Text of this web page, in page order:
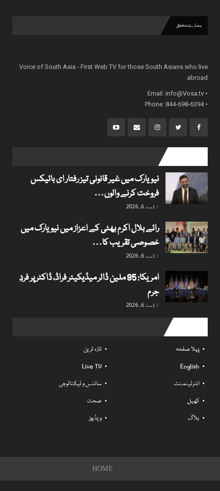
ہمارے متعلق
Voice of South Asia - First Web TV for those South Asians who live
abroad.
• Email:
info@Vosa.tv
• Phone: 844-698-6394
نیویارک میں غیر قانونی تیز رفتار ای بائیکس
فروخت کرنے والوں…
اگست 6, 2026
رائے بلال اکرم بھٹی کے اعزاز میں نیویارک میں
خصوصی تقریب کا…
اگست 6, 2026
امریکا: 95 ملین ڈالر میڈیکیئر فراڈ، ڈاکٹر پر فردِ
جرم
اگست 6, 2026
پہلا صفحہ
تازہ ترین
English
Live TV
انٹرٹینمنٹ
سائنس و ٹیکنالوجی
کھیل
صحت
بلاگ
ویڈیوز
HOME